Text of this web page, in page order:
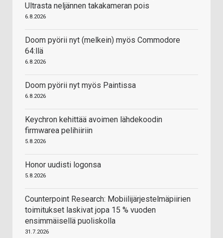
Ultrasta neljännen takakameran pois
6.8.2026
Doom pyörii nyt (melkein) myös Commodore
64:llä
6.8.2026
Doom pyörii nyt myös Paintissa
6.8.2026
Keychron kehittää avoimen lähdekoodin
firmwarea pelihiiriin
5.8.2026
Honor uudisti logonsa
5.8.2026
Counterpoint Research: Mobiilijärjestelmäpiirien
toimitukset laskivat jopa 15 % vuoden
ensimmäisellä puoliskolla
31.7.2026